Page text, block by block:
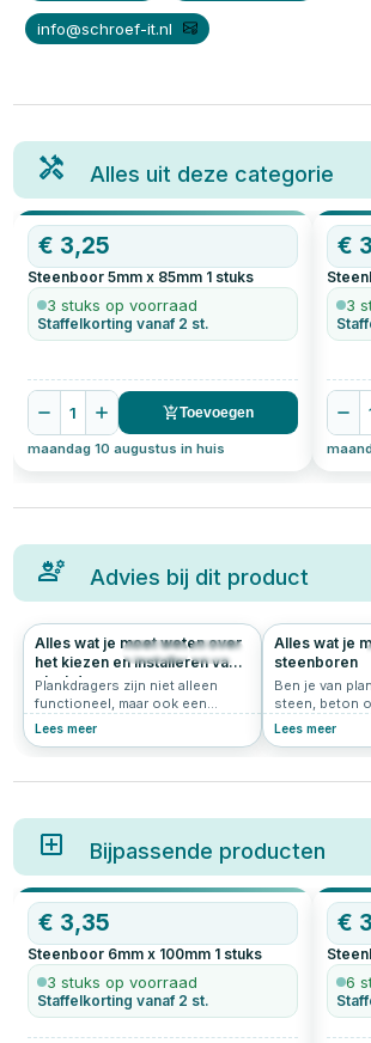
info@schroef-it.nl
Alles uit deze categorie
€ 3,25
Steenboor 5mm x 85mm 1 stuks
3 stuks op voorraad
Staffelkorting vanaf 2 st.
1 Toevoegen
maandag 10 augustus in huis
€
3
Advies bij dit product
2014 5.0
Alles wat je moet weten over
het kiezen en installeren van
plankdragers
Plankdragers zijn niet alleen
functioneel, maar ook een
stijlvolle toevoeging aan je
hoeveel plankdragers je nodig
hebt, hoe diep ze moeten zijn,
het beste kunt gebruiken, en
meer. Ontdek handige tips voor
het kiezen en installeren van
plankdragers, inclusief zwarte
gewichtscapaciteit.
Lees meer
Alles wat je
steenboren
Ben je van
steen, beton
je een goede
of een
makkelijker.
Lees meer
Bijpassende producten
€ 3,35
Steenboor 6mm x 100mm 1 stuks
3 stuks op voorraad
Staffelkorting vanaf 2 st.
€
6